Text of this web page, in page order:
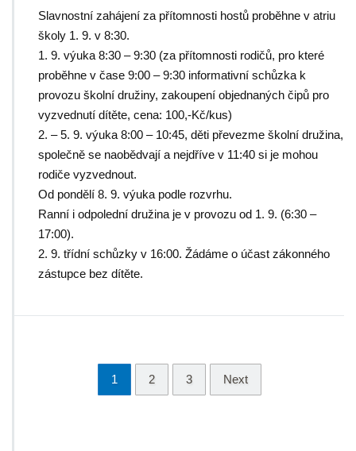
Slavnostní zahájení za přítomnosti hostů proběhne v atriu
školy 1. 9. v 8:30.
1. 9. výuka 8:30 – 9:30 (za přítomnosti rodičů, pro které
proběhne v čase 9:00 – 9:30 informativní schůzka k
provozu školní družiny, zakoupení objednaných čipů pro
vyzvednutí dítěte, cena: 100,-Kč/kus)
2. – 5. 9. výuka 8:00 – 10:45, děti převezme školní družina,
společně se naobědvají a nejdříve v 11:40 si je mohou
rodiče vyzvednout.
Od pondělí 8. 9. výuka podle rozvrhu.
Ranní i odpolední družina je v provozu od 1. 9. (6:30 –
17:00).
2. 9. třídní schůzky v 16:00. Žádáme o účast zákonného
zástupce bez dítěte.
1 2 3 Next